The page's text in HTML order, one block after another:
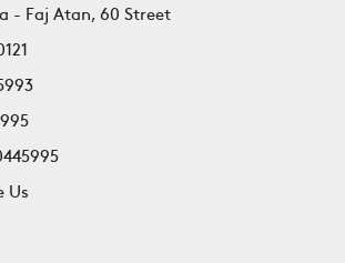
- Faj Atan, 60 Street
Us